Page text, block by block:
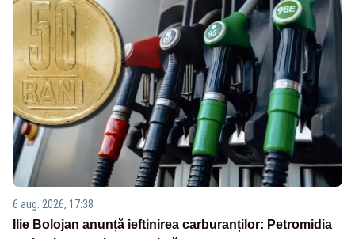
6 aug. 2026, 17:38
Ilie Bolojan anunță ieftinirea carburanților: Petromidia